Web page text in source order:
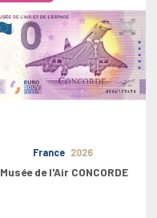
France 2026
Musée de l'Air CONCORDE